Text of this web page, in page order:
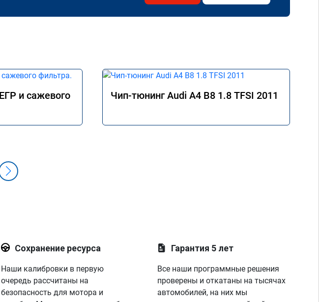
и сажевого
Чип-тюнинг Audi A4 B8 1.8 TFSI 2011
Сохранение ресурса
Наши калибровки в первую
очередь рассчитаны на
безопасность для мотора и
Гарантия 5 лет
Все наши программные решения
проверены и откатаны на тысячах
автомобилей, на них мы